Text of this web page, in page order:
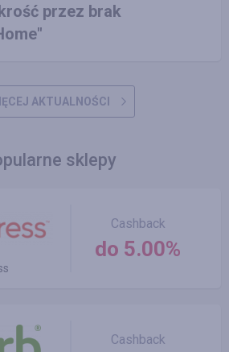
przez brak
AKTUALNOŚCI
sklepy
Cashback
do 5.00%
Cashback